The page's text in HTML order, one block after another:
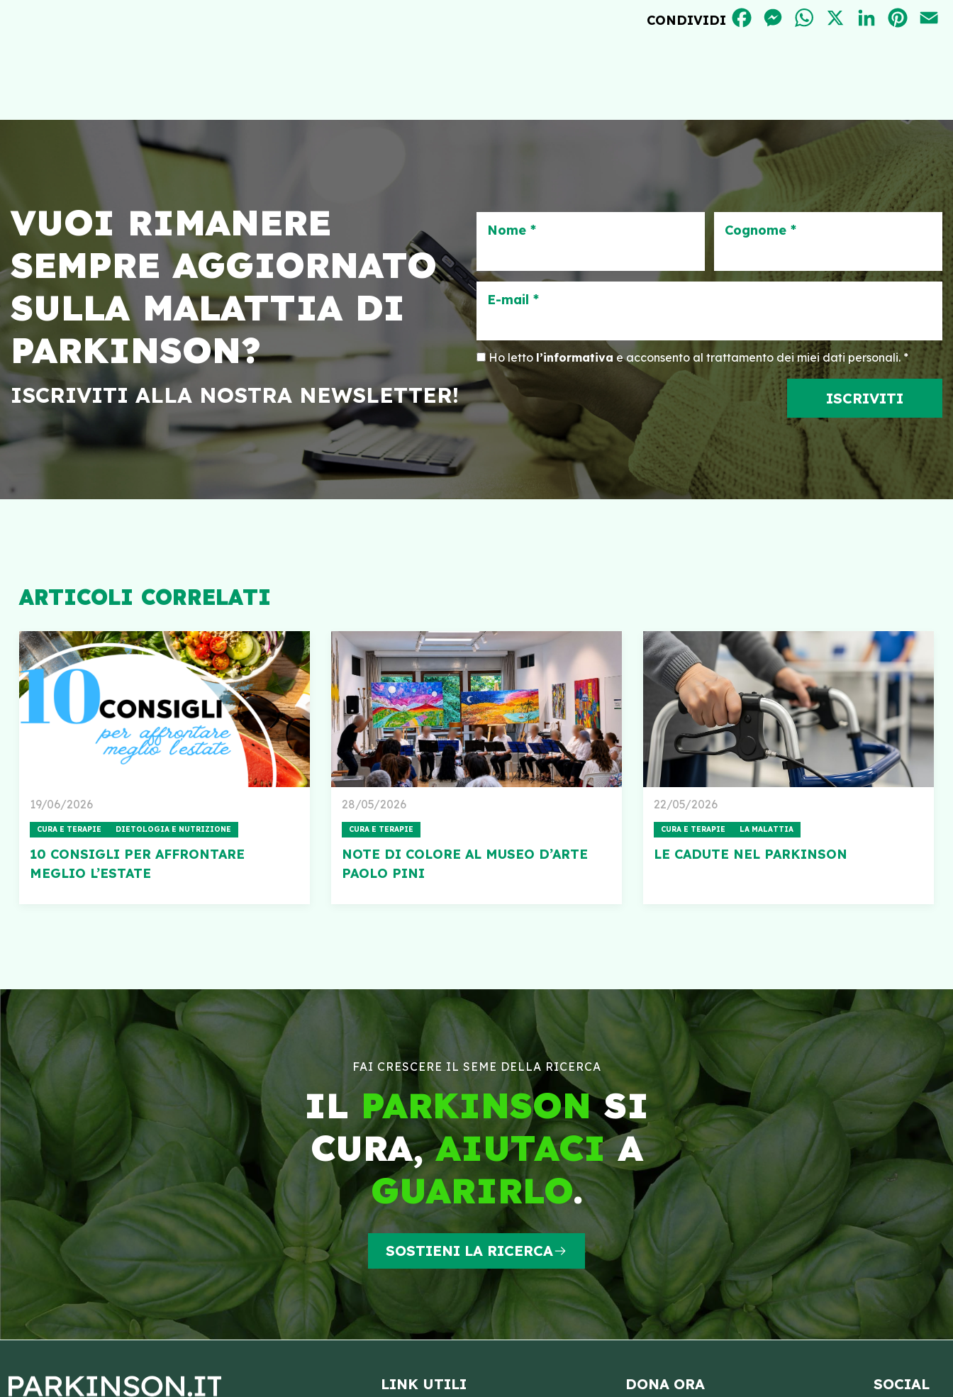
CONDIVIDI FACEBOOKMESSENGER
WHATSAPPLINKEDIN
VUOI RIMANERE
SEMPRE AGGIORNATO
SULLA MALATTIA DI
PARKINSON?
ISCRIVITI ALLA NOSTRA NEWSLETTER!
Nome * Cognome *
E-mail *
Ho letto l’informativa e acconsento al trattamento dei miei dati personali. *
ARTICOLI CORRELATI
19/06/2026
CURA E TERAPIE DIETOLOGIA E NUTRIZIONE
10 CONSIGLI PER AFFRONTARE
MEGLIO L’ESTATE
28/05/2026
CURA E TERAPIE
NOTE DI COLORE AL MUSEO D’ARTE
PAOLO PINI
22/05/2026
CURA E TERAPIE LA MALATTIA
LE CADUTE NEL PARKINSON
FAI CRESCERE IL SEME DELLA RICERCA
IL PARKINSONSI
CURA,AIUTACIA
GUARIRLO.
SOSTIENI LA RICERCA
LINK UTILI DONA ORA SOCIAL